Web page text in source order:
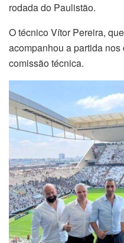
rodada do Paulistão.
O técnico Vítor Pereira,
acompanhou a partida
comissão técnica.